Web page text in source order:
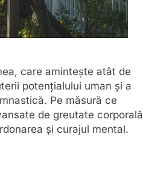
care amintește atât de
potențialului uman și a
Pe măsură ce
de greutate corporală
și curajul mental.